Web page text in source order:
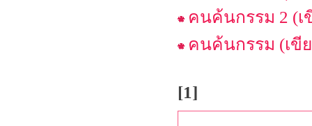
คนค้นกรรม 2 (
คนค้นกรรม (เขี
[1]